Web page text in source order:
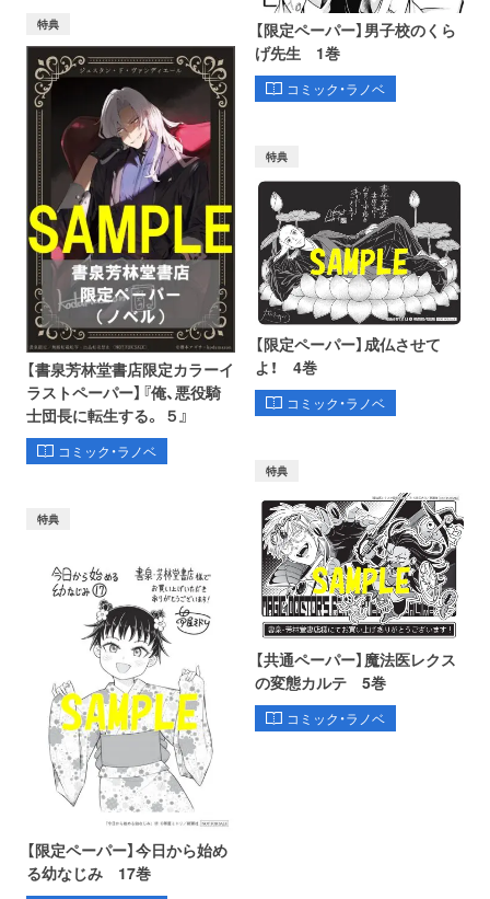
【限定ペーパー】男子校のくら
げ先生 1巻
コミック・ラノベ
特典
【書泉芳林堂書店限定カラーイ
ラストペーパー】『俺、悪役騎
士団長に転生する。 ５』
コミック・ラノベ
特典
【限定ペーパー】成仏させて
よ！ 4巻
コミック・ラノベ
特典
【限定ペーパー】今日から始め
る幼なじみ 17巻
特典
【共通ペーパー】魔法医レクス
の変態カルテ 5巻
コミック・ラノベ